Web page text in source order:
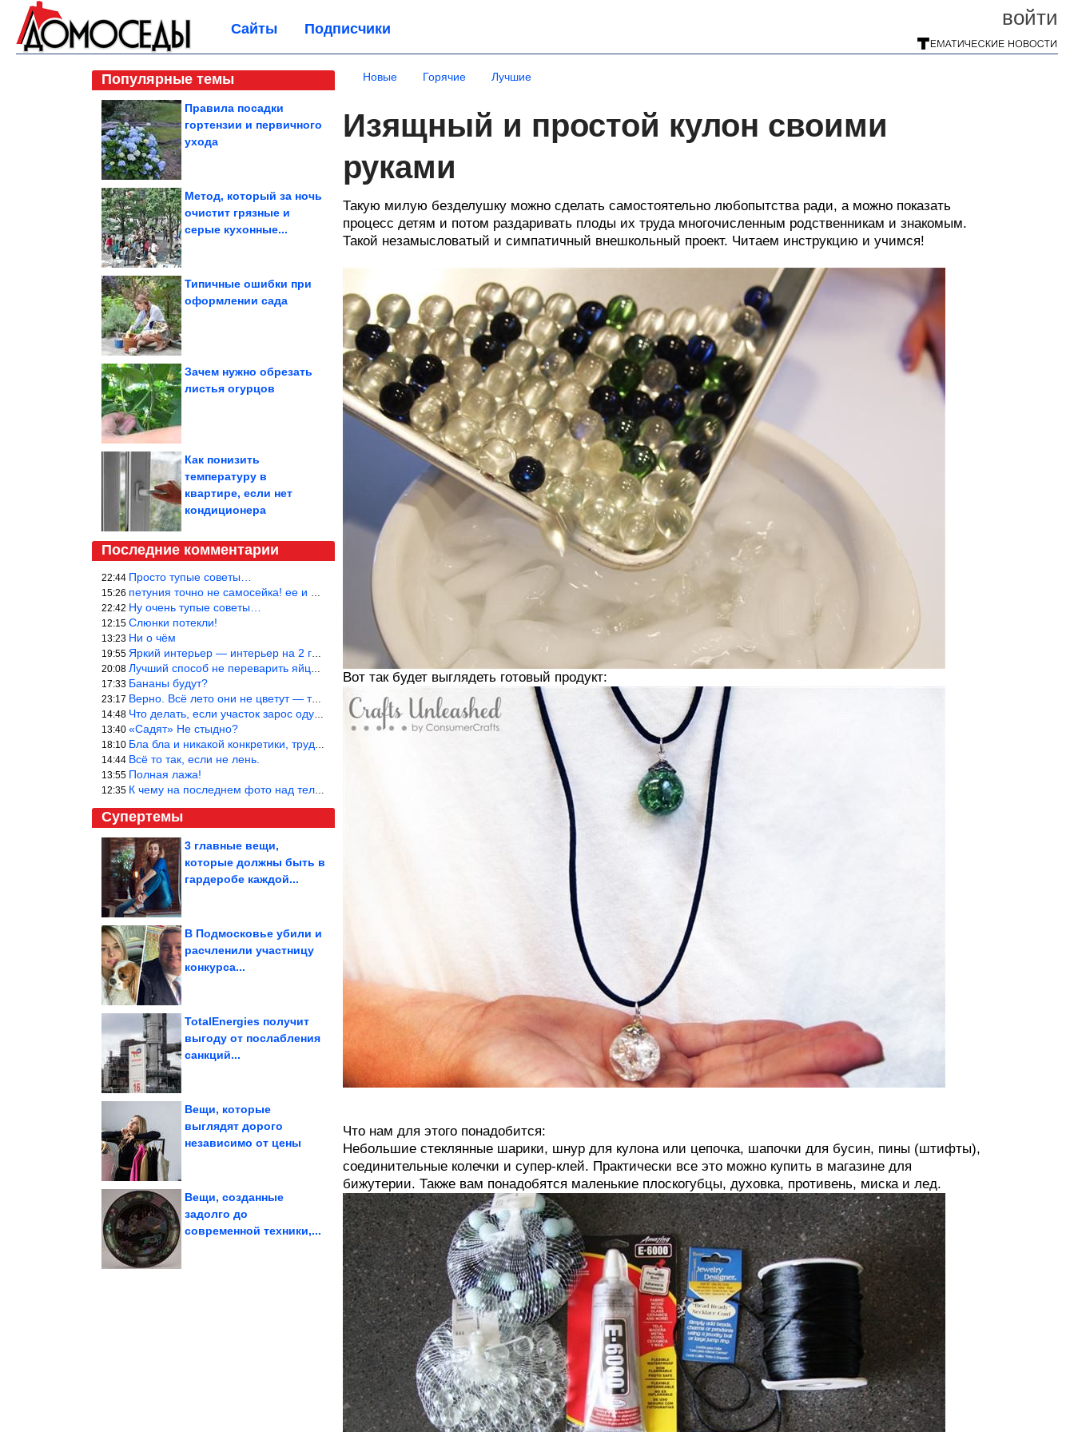
войти
Сайты Подписчики
Популярные темы
Правила посадки
гортензии и первичного
ухода
Метод, который за ночь
очистит грязные и
серые кухонные...
Типичные ошибки при
оформлении сада
Зачем нужно обрезать
листья огурцов
Как понизить
температуру в
квартире, если нет
кондиционера
Последние комментарии
22:44 Просто тупые советы…
15:26 петуния точно не самосейка! ее и из рассады тяжело вырастить!
22:42 Ну очень тупые советы…
12:15 Слюнки потекли!
13:23 Ни о чём
19:55 Яркий интерьер — интерьер на 2 года! Человек должен отдыхать в с
20:08 Лучший способ не переварить яйцо — довести его до кипения и выкл
17:33 Бананы будут?
23:17 Верно. Всё лето они не цветут — только в его начале. Достаточно
14:48 Что делать, если участок зарос одуванчиками — ничего.
13:40 «Садят» Не стыдно?
18:10 Бла бла и никакой конкретики, трудно указать наименование рекоме
14:44 Всё то так, если не лень.
13:55 Полная лажа!
12:35 К чему на последнем фото над телевизором две полки? Делают интер
Супертемы
3 главные вещи,
которые должны быть в
гардеробе каждой...
Нестандартное
фоторамок
В Подмосковье убили и
расчленили участницу
конкурса...
TotalEnergies получит
выгоду от послабления
санкций...
Вещи, которые
выглядят дорого
независимо от цены
Смех приходит без
Вещи, созданные
задолго до
современной техники,...
о достижении
сингулярности
Новые Горячие Лучшие
Изящный и простой кулон своими
руками
Такую милую безделушку можно сделать самостоятельно любопытства ради, а можно показать
процесс детям и потом раздаривать плоды их труда многочисленным родственникам и знакомым.
Такой незамысловатый и симпатичный внешкольный проект. Читаем инструкцию и учимся!
Вот так будет выглядеть готовый продукт:
Что нам для этого понадобится:
Небольшие стеклянные шарики, шнур для кулона или цепочка, шапочки для бусин, пины (штифты),
соединительные колечки и супер-клей. Практически все это можно купить в магазине для
бижутерии. Также вам понадобятся маленькие плоскогубцы, духовка, противень, миска и лед.